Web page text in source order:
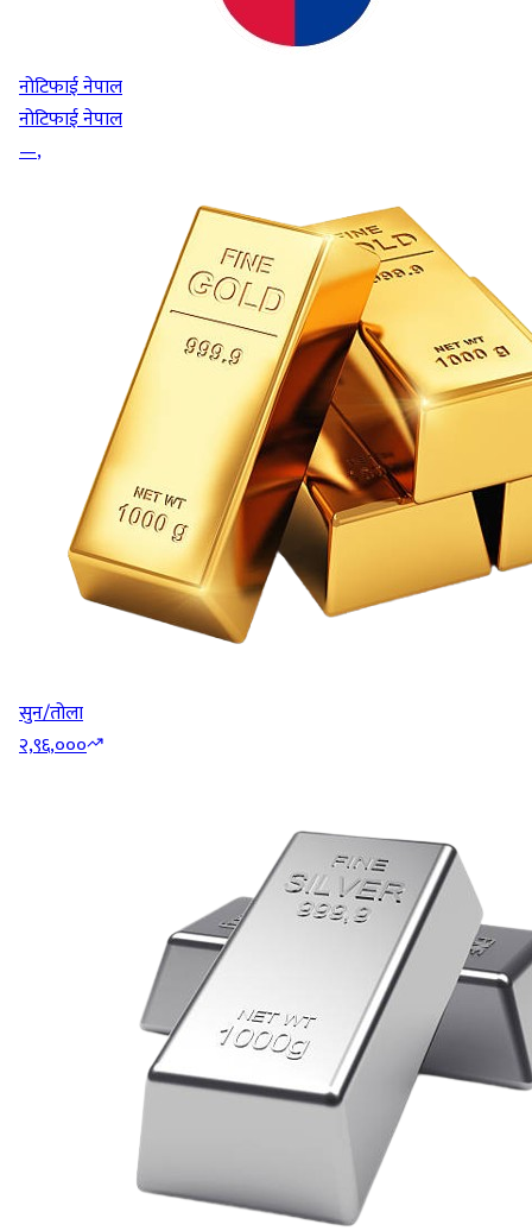
नोटिफाई नेपाल
नोटिफाई नेपाल
—,
सुन/तोला
२,९६,०००